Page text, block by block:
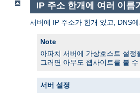
IP 주소 한개에 여러 이름
서버에 IP 주소가 한개 있고, DNS
Note
아파치 서버에 가상호스트 설정
그러면 아무도 웹사이트를 볼
서버 설정